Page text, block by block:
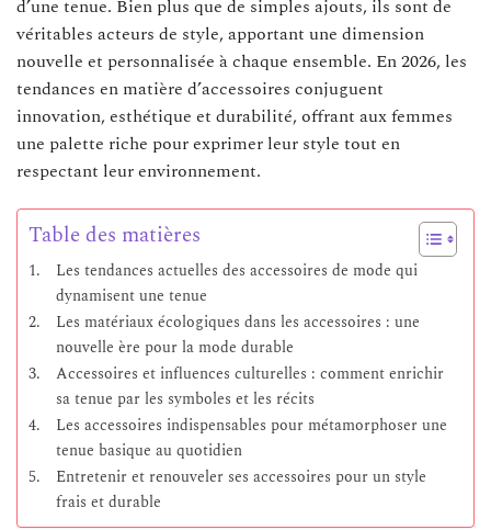
d’une tenue. Bien plus que de simples ajouts, ils sont de
véritables acteurs de style, apportant une dimension
nouvelle et personnalisée à chaque ensemble. En 2026, les
tendances en matière d’accessoires conjuguent
innovation, esthétique et durabilité, offrant aux femmes
une palette riche pour exprimer leur style tout en
respectant leur environnement.
Table des matières
Les tendances actuelles des accessoires de mode qui
dynamisent une tenue
Les matériaux écologiques dans les accessoires : une
nouvelle ère pour la mode durable
Accessoires et influences culturelles : comment enrichir
sa tenue par les symboles et les récits
Les accessoires indispensables pour métamorphoser une
tenue basique au quotidien
Entretenir et renouveler ses accessoires pour un style
frais et durable